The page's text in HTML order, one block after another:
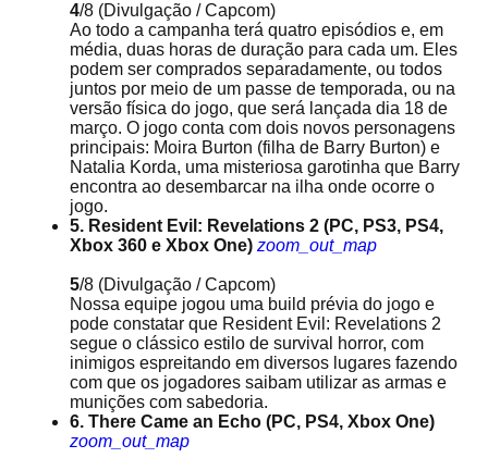
4/8 (Divulgação / Capcom)
Ao todo a campanha terá quatro episódios e, em
média, duas horas de duração para cada um. Eles
podem ser comprados separadamente, ou todos
juntos por meio de um passe de temporada, ou na
versão física do jogo, que será lançada dia 18 de
março. O jogo conta com dois novos personagens
principais: Moira Burton (filha de Barry Burton) e
Natalia Korda, uma misteriosa garotinha que Barry
encontra ao desembarcar na ilha onde ocorre o
jogo.
5. Resident Evil: Revelations 2 (PC, PS3, PS4,
Xbox 360 e Xbox One) zoom_out_map
5/8 (Divulgação / Capcom)
Nossa equipe jogou uma build prévia do jogo e
pode constatar que Resident Evil: Revelations 2
segue o clássico estilo de survival horror, com
inimigos espreitando em diversos lugares fazendo
com que os jogadores saibam utilizar as armas e
munições com sabedoria.
6. There Came an Echo (PC, PS4, Xbox One)
zoom_out_map